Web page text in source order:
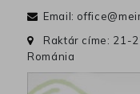
Email:
Raktár címe: 21-
Románia